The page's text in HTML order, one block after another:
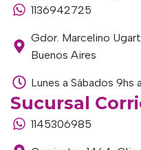
1136942725
Gdor. Marcelino
Buenos Aires
Lunes a Sábados 9hs
Sucursal
1145306985